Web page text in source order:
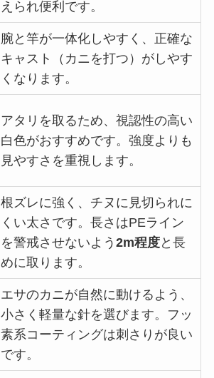
えられ便利です。
腕と竿が一体化しやすく、正確な
キャスト（カニを打つ）がしやす
くなります。
アタリを取るため、視認性の高い
白色がおすすめです。強度よりも
見やすさを重視します。
根ズレに強く、チヌに見切られに
くい太さです。長さはPEライン
を警戒させないよう 2m程度と長
めに取ります。
エサのカニが自然に動けるよう、
小さく軽量な針を選びます。フッ
素系コーティングは刺さりが良い
です。